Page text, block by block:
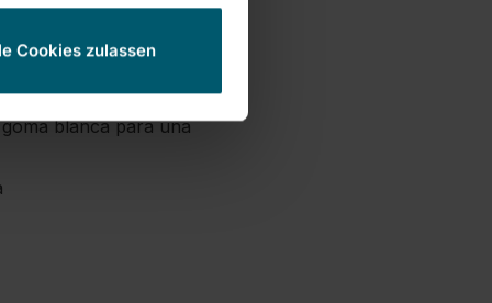
Cookies zulassen
130 m²
blanca para una